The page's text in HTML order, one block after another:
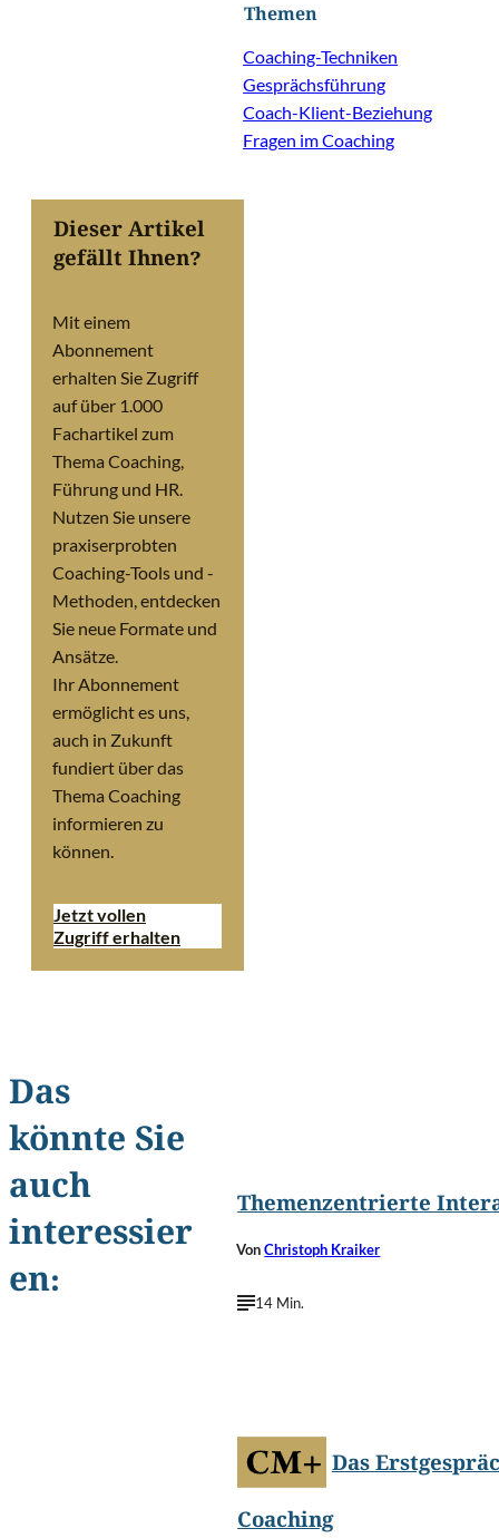
Themen
Coaching-Techniken
Gesprächsführung
Coach-Klient-Beziehung
Fragen im Coaching
Dieser Artikel
gefällt Ihnen?
Mit einem
Abonnement
erhalten Sie Zugriff
auf über 1.000
Fachartikel zum
Thema Coaching,
Führung und HR.
Nutzen Sie unsere
praxiserprobten
Coaching-Tools und -
Methoden, entdecken
Sie neue Formate und
Ansätze.
Ihr Abonnement
ermöglicht es uns,
auch in Zukunft
fundiert über das
Thema Coaching
informieren zu
können.
Jetzt vollen
Zugriff erhalten
Das
könnte Sie
auch
interessier
en:
Themenzentrierte
VonChristoph Kraiker
14 Min.
Das
Coaching